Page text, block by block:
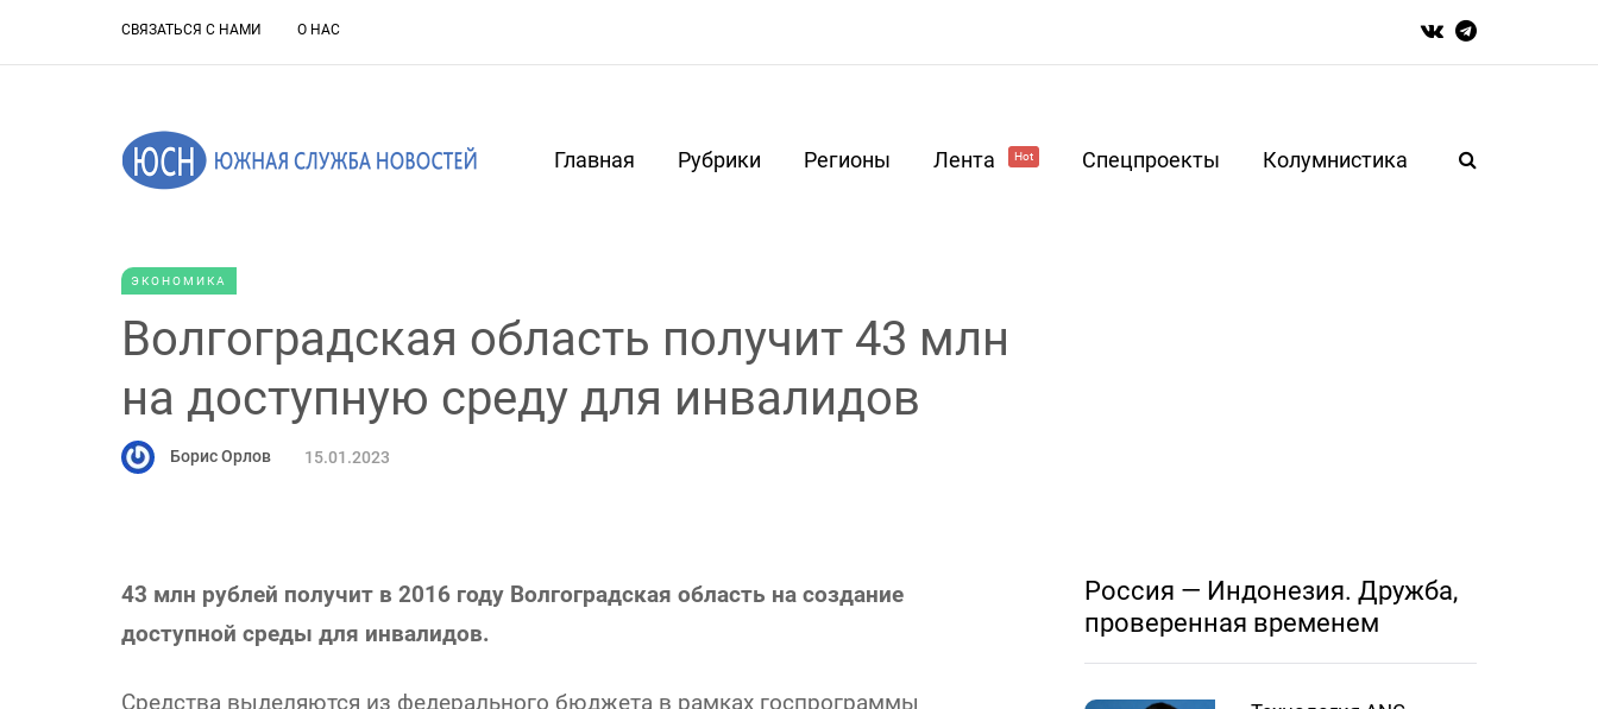
СВЯЗАТЬСЯ С НАМИ О НАС
Главная Рубрики Регионы Лента Hot Спецпроекты Колумнистика
ЭКОНОМИКА
Волгоградская область получит 43 млн
на доступную среду для инвалидов
Борис Орлов 15.01.2023
43 млн рублей получит в 2016 году Волгоградская область на создание
доступной среды для инвалидов.
Средства выделяются из федерального бюджета в рамках госпрограммы
Россия — Индонезия. Дружба,
проверенная временем